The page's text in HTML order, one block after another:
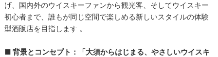
げ、国内外のウイスキーファンから観光客、そしてウイスキー
初心者まで、誰もが同じ空間で楽しめる新しいスタイルの体験
型酒販店を目指します 。
■ 背景とコンセプト：「大須からはじまる、やさしいウイスキ